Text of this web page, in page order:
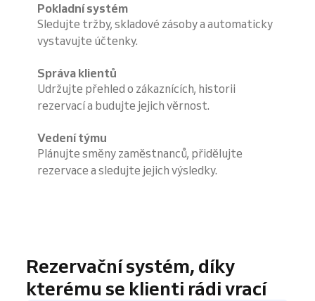
Pokladní systém
Sledujte tržby, skladové zásoby a automaticky
vystavujte účtenky.
Správa klientů
Udržujte přehled o zákaznících, historii
rezervací a budujte jejich věrnost.
Vedení týmu
Plánujte směny zaměstnanců, přidělujte
rezervace a sledujte jejich výsledky.
Rezervační systém, díky
kterému se klienti rádi vrací